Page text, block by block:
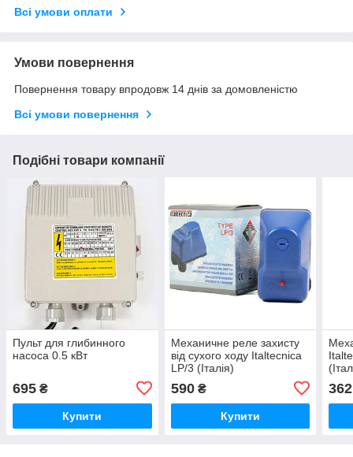
Всі умови оплати
Умови повернення
Повернення товару впродовж 14 днів за домовленістю
Всі умови повернення
Подібні товари компанії
Пульт для глибинного
насоса 0.5 кВт
695 ₴
Купити
Механичне реле захисту
від сухого ходу Italtecnica
LP/3 (Італія)
590₴
Купити
362